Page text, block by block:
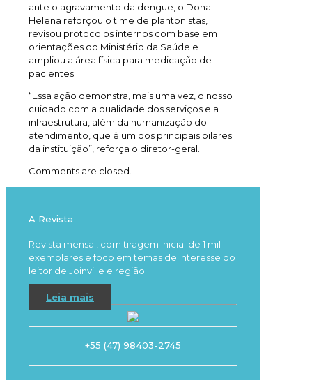
ante o agravamento da dengue, o Dona
Helena reforçou o time de plantonistas,
revisou protocolos internos com base em
orientações do Ministério da Saúde e
ampliou a área física para medicação de
pacientes.
“Essa ação demonstra, mais uma vez, o nosso
cuidado com a qualidade dos serviços e a
infraestrutura, além da humanização do
atendimento, que é um dos principais pilares
da instituição”, reforça o diretor-geral.
Comments are closed.
A Revista
Revista mensal, com tiragem inicial de 1 mil
exemplares e foco em temas de interesse do
leitor de Joinville e região.
Leia mais
+55 (47) 98403-2745